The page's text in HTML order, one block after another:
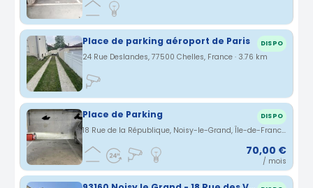
Place de parking aéroport de Paris DISPO
24 Rue Deslandes, 77500 Chelles, France · 3.76 km
Place de Parking DISPO
18 Rue de la République, Noisy-le-Grand, Île-de-France, France · 3.83 km
70,00 €
/ mois